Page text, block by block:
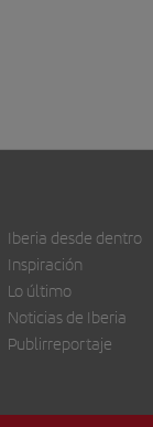
Iberia desde dentro
Inspiración
Lo último
Noticias de Iberia
Publirreportaje